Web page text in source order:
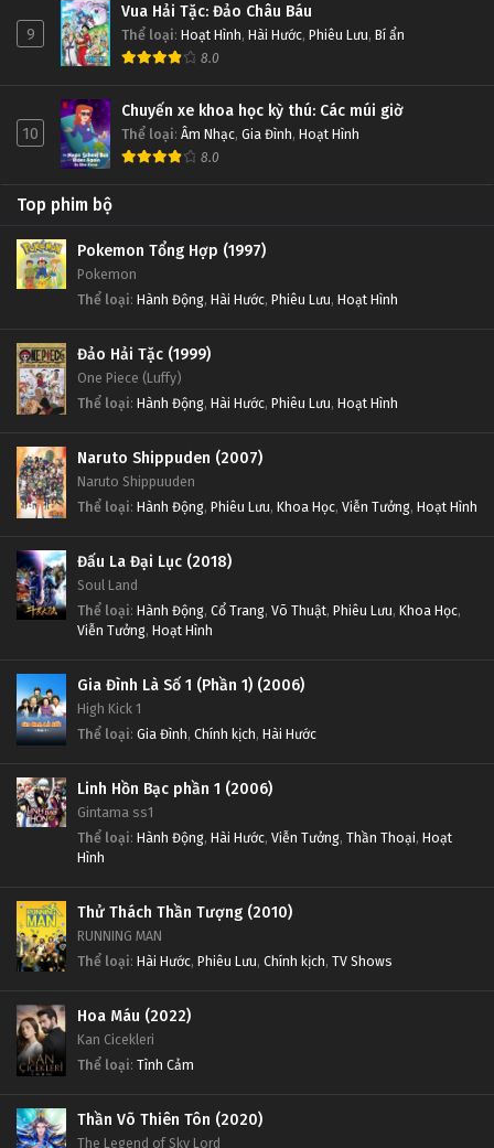
9
Vua Hải Tặc: Đảo Châu Báu
Thể loại: Hoạt Hình, Hài Hước, Phiêu Lưu, Bí ẩn
8.0
10
Chuyến xe khoa học kỳ thú: Các múi giờ
Thể loại: Âm Nhạc, Gia Đình, Hoạt Hình
8.0
Top phim bộ
Pokemon Tổng Hợp (1997)
Pokemon
Thể loại: Hành Động, Hài Hước, Phiêu Lưu, Hoạt Hình
Đảo Hải Tặc (1999)
One Piece (Luffy)
Thể loại: Hành Động, Hài Hước, Phiêu Lưu, Hoạt Hình
Naruto Shippuden (2007)
Naruto Shippuuden
Thể loại: Hành Động, Phiêu Lưu, Khoa Học, Viễn Tưởng, Hoạt Hình
Đấu La Đại Lục (2018)
Soul Land
Thể loại: Hành Động, Cổ Trang, Võ Thuật, Phiêu Lưu, Khoa Học,
Viễn Tưởng, Hoạt Hình
Gia Đình Là Số 1 (Phần 1) (2006)
High Kick 1
Thể loại: Gia Đình, Chính kịch, Hài Hước
Linh Hồn Bạc phần 1 (2006)
Gintama ss1
Thể loại: Hành Động, Hài Hước, Viễn Tưởng, Thần Thoại, Hoạt
Hình
Thử Thách Thần Tượng (2010)
RUNNING MAN
Thể loại: Hài Hước, Phiêu Lưu, Chính kịch, TV Shows
Hoa Máu (2022)
Kan Cicekleri
Thể loại: Tình Cảm
Thần Võ Thiên Tôn (2020)
The Legend of Sky Lord